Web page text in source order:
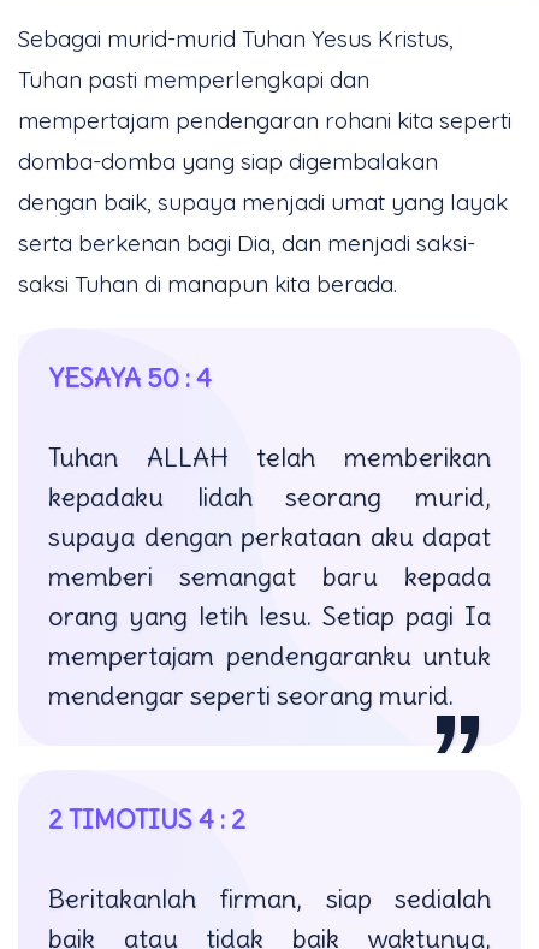
Sebagai murid-murid Tuhan Yesus Kristus,
Tuhan pasti memperlengkapi dan
mempertajam pendengaran rohani kita seperti
domba-domba yang siap digembalakan
dengan baik, supaya menjadi umat yang layak
serta berkenan bagi Dia, dan menjadi saksi-
saksi Tuhan di manapun kita berada.
YESAYA 50 : 4
Tuhan ALLAH telah memberikan
kepadaku lidah seorang murid,
supaya dengan perkataan aku dapat
memberi semangat baru kepada
orang yang letih lesu. Setiap pagi Ia
mempertajam pendengaranku untuk
mendengar seperti seorang murid.
2 TIMOTIUS 4 : 2
Beritakanlah firman, siap sedialah
baik atau tidak baik waktunya,